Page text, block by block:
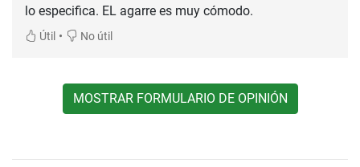
lo especifica. EL agarre es muy cómodo.
Útil • No útil
MOSTRAR FORMULARIO DE OPINIÓN